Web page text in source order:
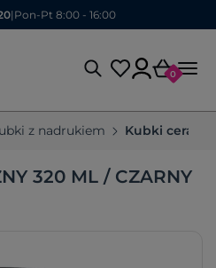
| Pon-Pt 8:00 - 16:00
0
z nadrukiem Kubki
320 ML / CZARNY